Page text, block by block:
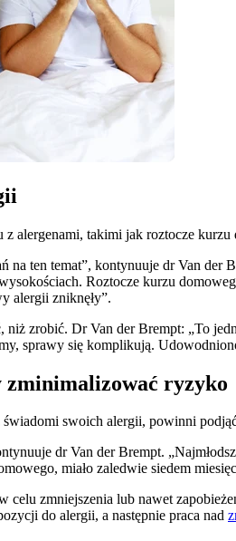
alergenami, takimi jak roztocze
ten temat”, kontynuuje dr Van der
Roztocze kurzu
alergii zniknęły”.
zrobić. Dr Van der Brempt: „To
sprawy się komplikują.
zminimalizować ryzyko
swoich alergii, powinni
dr Van der Brempt.
miało zaledwie siedem
zmniejszenia lub nawet
do alergii, a następnie praca nad